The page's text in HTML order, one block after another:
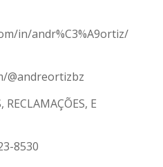
in/andr%C3%A9ortiz/
@andreortizbz
RECLAMAÇÕES, E
8530